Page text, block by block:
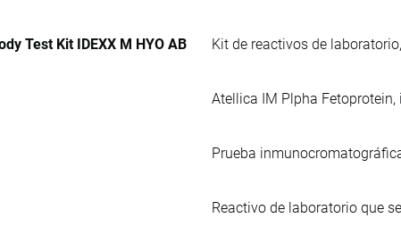
Test Kit IDEXX M HYO AB Kit de reactivos de
Atellica IM Plpha
Prueba
Reactivo de laboratorio que